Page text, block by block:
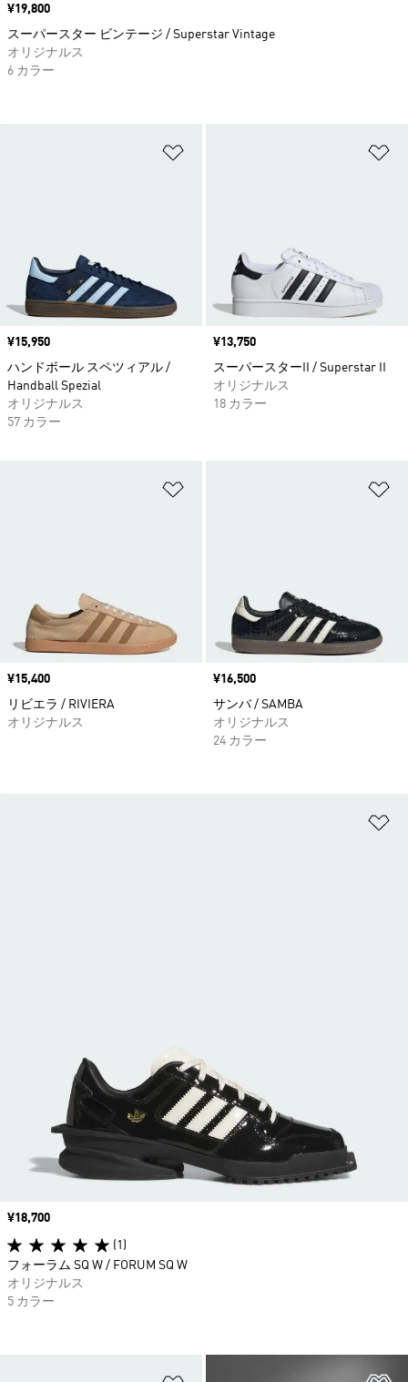
価格
¥15,950
ハンドボール スペツィアル /
Handball Spezial
オリジナルス
57 カラー
価格
¥13,750
スーパースターII / Superstar II
オリジナルス
18 カラー
価格
¥15,400
リビエラ / RIVIERA
オリジナルス
価格
¥16,500
サンバ / SAMBA
オリジナルス
24 カラー
価格
¥18,700
(1)
フォーラム SQ W / FORUM SQ W
オリジナルス
5 カラー
価格
¥19,800
スーパースター ビンテージ / Superstar Vintage
オリジナルス
6 カラー